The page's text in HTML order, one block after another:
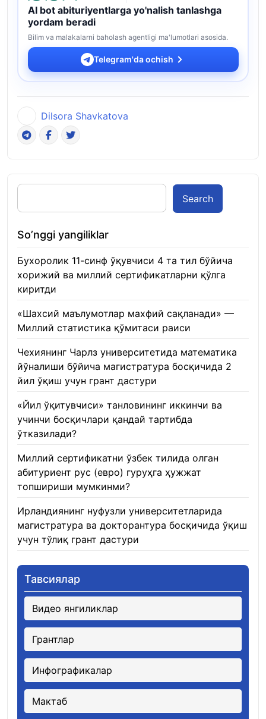
AI bot abituriyentlarga yo'nalish tanlashga
yordam beradi
Bilim va malakalarni baholash agentligi ma'lumotlari asosida.
Telegram'da ochish
Dilsora Shavkatova
Search
So’nggi yangiliklar
Бухоролик 11-синф ўқувчиси 4 та тил бўйича
хорижий ва миллий сертификатларни қўлга
киритди
«Шахсий маълумотлар махфий сақланади» —
Миллий статистика қўмитаси раиси
Чехиянинг Чарлз университетида математика
йўналиши бўйича магистратура босқичида 2
йил ўқиш учун грант дастури
«Йил ўқитувчиси» танловининг иккинчи ва
учинчи босқичлари қандай тартибда
ўтказилади?
Миллий сертификатни ўзбек тилида олган
абитуриент рус (евро) гуруҳга ҳужжат
топшириши мумкинми?
Ирландиянинг нуфузли университетларида
магистратура ва докторантура босқичида ўқиш
учун тўлиқ грант дастури
Тавсиялар
Видео янгиликлар
Грантлар
Инфографикалар
Мактаб